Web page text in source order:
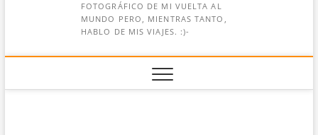
FOTOGRÁFICO DE MI VUELTA AL
MUNDO PERO, MIENTRAS TANTO,
HABLO DE MIS VIAJES. :)-